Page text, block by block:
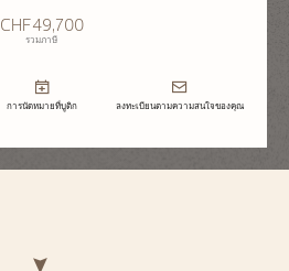
CHF49,700
รวมภาษี
การนัดหมายที่บูติก ลงทะเบียนตามความสนใจของคุณ